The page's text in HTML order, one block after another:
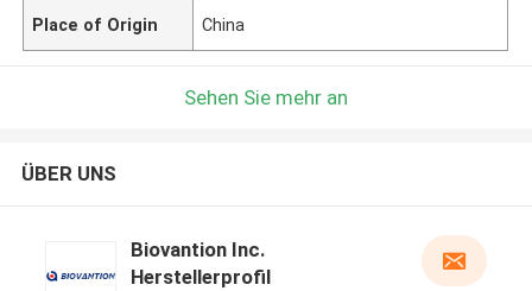
Place of Origin China
Sehen Sie mehr an
ÜBER UNS
Biovantion Inc.
Herstellerprofil